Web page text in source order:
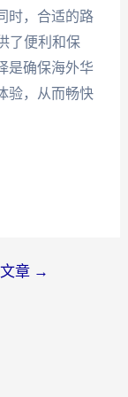
时，合适的路
了便利和保
是确保海外华
验，从而畅快
章 →